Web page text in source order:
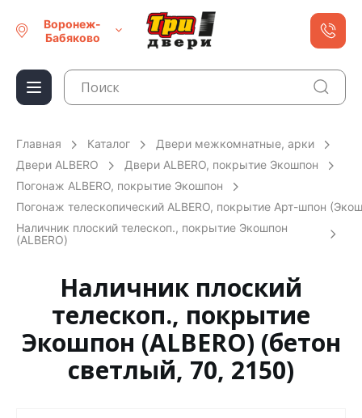
Воронеж-
Бабяково
Главная Каталог
Двери межкомнатные, арки
Двери ALBERO
Двери ALBERO, покрытие Экошпон
Погонаж ALBERO, покрытие Экошпон
Погонаж телескопический ALBERO, покрытие Арт-шпон
Наличник плоский телескоп., покрытие Экошпон
(ALBERO)
Наличник плоский
телескоп., покрытие
Экошпон (ALBERO) (бетон
светлый, 70, 2150)